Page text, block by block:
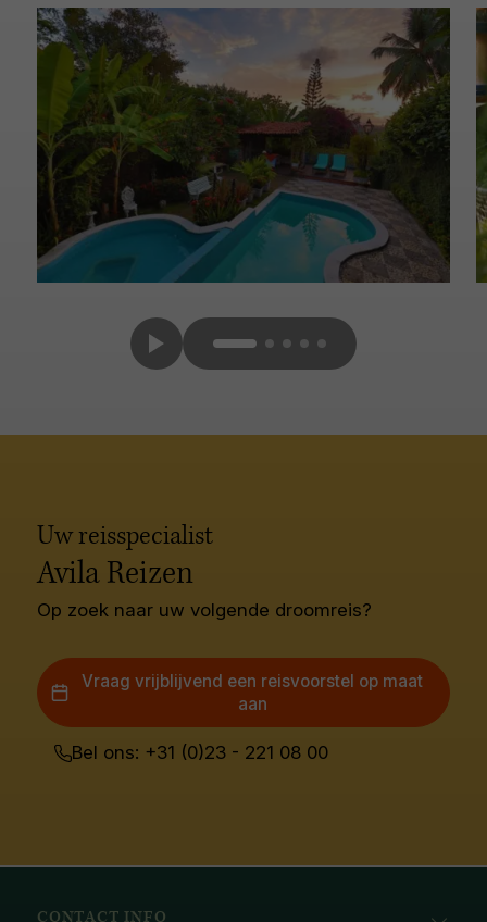
Uw reisspecialist
Avila Reizen
Op zoek naar uw volgende droomreis?
Vraag vrijblijvend een reisvoorstel op maat
aan
Bel ons: +31 (0)23 - 221 08 00
CONTACT INFO